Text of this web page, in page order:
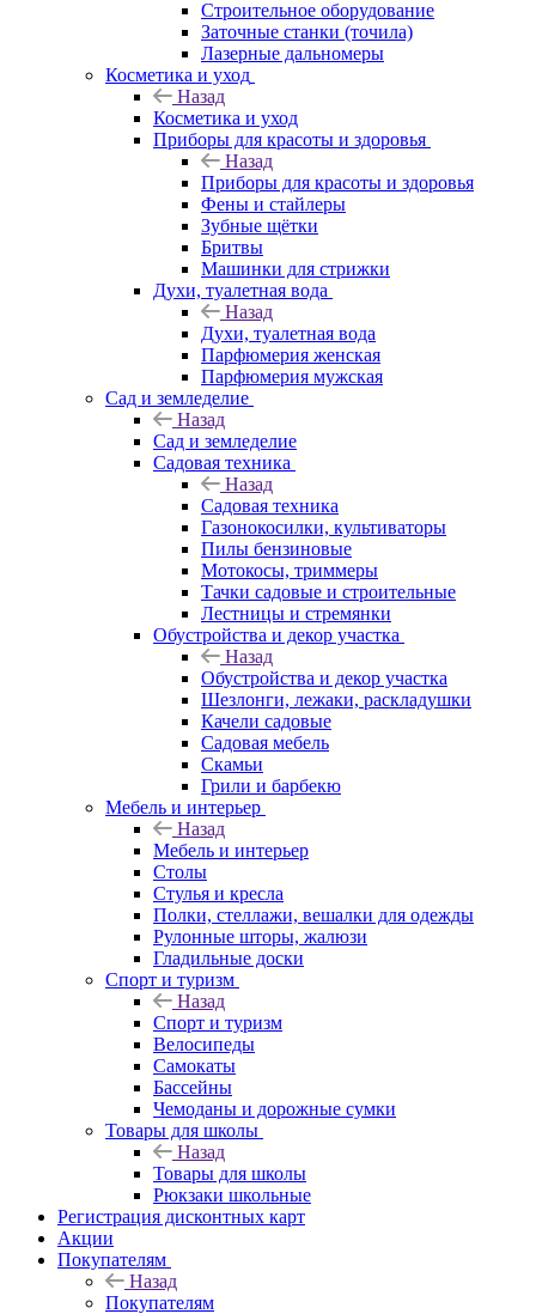
Строительное оборудование
Заточные станки (точила)
Лазерные дальномеры
Косметика и уход
Назад
Косметика и уход
Приборы для красоты и здоровья
Назад
Приборы для красоты и здоровья
Фены и стайлеры
Зубные щётки
Бритвы
Машинки для стрижки
Духи, туалетная вода
Назад
Духи, туалетная вода
Парфюмерия женская
Парфюмерия мужская
Сад и земледелие
Назад
Сад и земледелие
Садовая техника
Назад
Садовая техника
Газонокосилки, культиваторы
Пилы бензиновые
Мотокосы, триммеры
Тачки садовые и строительные
Лестницы и стремянки
Обустройства и декор участка
Назад
Обустройства и декор участка
Шезлонги, лежаки, раскладушки
Качели садовые
Садовая мебель
Скамьи
Грили и барбекю
Мебель и интерьер
Назад
Мебель и интерьер
Столы
Стулья и кресла
Полки, стеллажи, вешалки для одежды
Рулонные шторы, жалюзи
Гладильные доски
Спорт и туризм
Назад
Спорт и туризм
Велосипеды
Самокаты
Бассейны
Чемоданы и дорожные сумки
Товары для школы
Назад
Товары для школы
Рюкзаки школьные
Регистрация дисконтных карт
Акции
Покупателям
Назад
Покупателям